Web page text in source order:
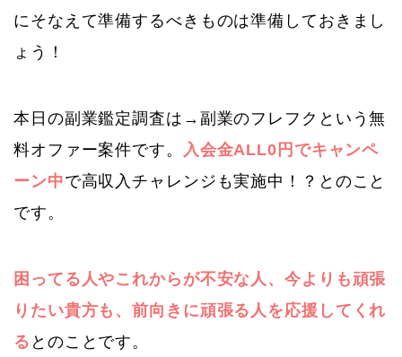
にそなえて準備するべきものは準備しておきまし
ょう！
本日の副業鑑定調査は→副業のフレフクという無
料オファー案件です。
入会金ALL0円でキャンペ
ーン中で高収入チャレンジも実施中！？とのこと
です。
困ってる人やこれからが不安な人、今よりも頑張
りたい貴方も、前向きに頑張る人を応援してくれ
る とのことです。